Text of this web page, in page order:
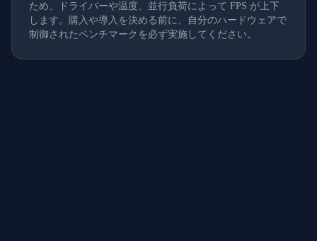
ため、ドライバーや温度、並行負荷によって FPS が上下
します。購入や導入を決める前に、自分のハードウェアで
制御されたベンチマークを必ず実施してください。